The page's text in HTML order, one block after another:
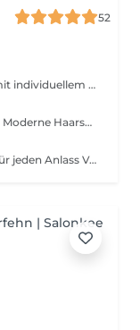
52
Moderne Cut & Style Präziser Haarschnitt mit individuellem Styling modern, typgerecht und mit den besten Produkten von Paul Mitchell.
Individuelle Beratung, Haarwäsche+Pflege, Moderne Haarschnitt und Styling
STYLE Wash, Dry & Style Perfektes Styling für jeden Anlass Volumen, Glanz und Halt mit Paul Mitchell Finishing-